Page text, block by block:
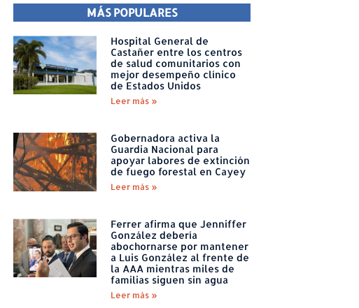
MÁS POPULARES
Hospital General de
Castañer entre los centros
de salud comunitarios con
mejor desempeño clínico
de Estados Unidos
Leer más »
Gobernadora activa la
Guardia Nacional para
apoyar labores de extinción
de fuego forestal en Cayey
Leer más »
Ferrer afirma que Jenniffer
González debería
abochornarse por mantener
a Luis González al frente de
la AAA mientras miles de
familias siguen sin agua
Leer más »